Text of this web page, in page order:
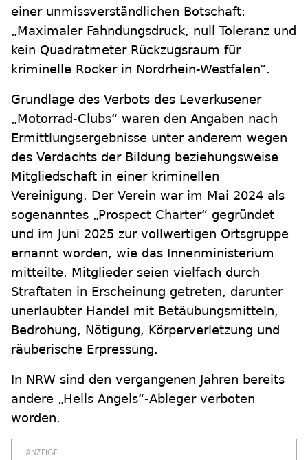
einer unmissverständlichen Botschaft:
„Maximaler Fahndungsdruck, null Toleranz und
kein Quadratmeter Rückzugsraum für
kriminelle Rocker in Nordrhein-Westfalen“.
Grundlage des Verbots des Leverkusener
„Motorrad-Clubs“ waren den Angaben nach
Ermittlungsergebnisse unter anderem wegen
des Verdachts der Bildung beziehungsweise
Mitgliedschaft in einer kriminellen
Vereinigung. Der Verein war im Mai 2024 als
sogenanntes „Prospect Charter“ gegründet
und im Juni 2025 zur vollwertigen Ortsgruppe
ernannt worden, wie das Innenministerium
mitteilte. Mitglieder seien vielfach durch
Straftaten in Erscheinung getreten, darunter
unerlaubter Handel mit Betäubungsmitteln,
Bedrohung, Nötigung, Körperverletzung und
räuberische Erpressung.
In NRW sind den vergangenen Jahren bereits
andere „Hells Angels“-Ableger verboten
worden.